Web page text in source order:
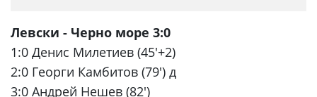
Левски - Черно море 3:0
1:0 Денис Милетиев (45'+2)
2:0 Георги Камбитов (79') д
3:0 Андрей Нешев (82')